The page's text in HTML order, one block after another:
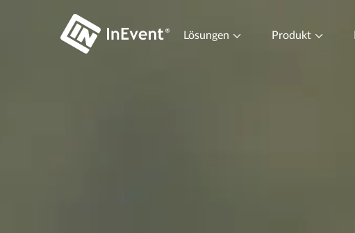
Lösungen Produkt